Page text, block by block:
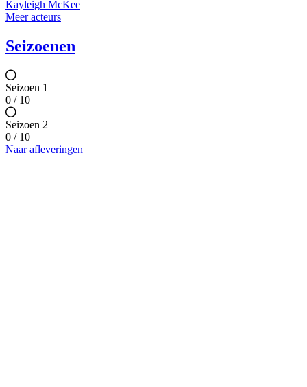
Kayleigh McKee
Meer acteurs
Seizoenen
Seizoen 1
0 / 10
Seizoen 2
0 / 10
Naar afleveringen